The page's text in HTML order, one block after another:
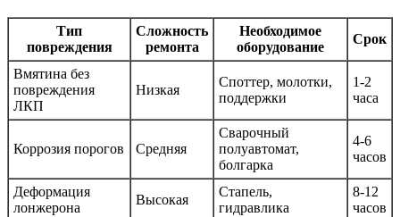
Тип
повреждения
Сложность
ремонта
Необходимое
оборудование
Срок
Вмятина без
повреждения
ЛКП
Низкая
Споттер, молотки,
поддержки
1-2
часа
Коррозия порогов Средняя
Сварочный
полуавтомат,
болгарка
4-6
часов
Деформация
лонжерона
Высокая
Стапель,
гидравлика
8-12
часов